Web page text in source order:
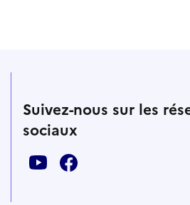
Suivez-nous sur les
sociaux